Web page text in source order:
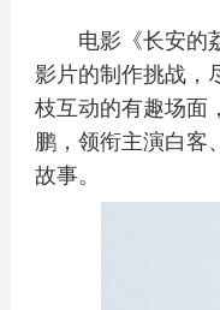
电影《长安的
影片的制作挑战，
枝互动的有趣场面
鹏，领衔主演白客
故事。